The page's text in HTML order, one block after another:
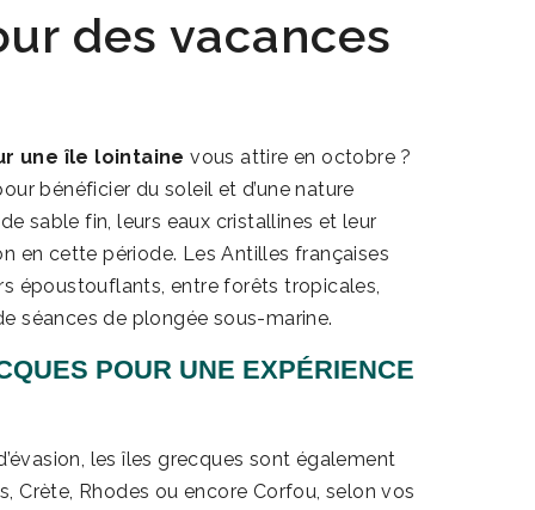
des vacances
une île lointaine vous attire en octobre ?
bénéficier du soleil et d’une nature
sable fin, leurs eaux cristallines et leur
en cette période. Les Antilles françaises
époustouflants, entre forêts tropicales,
séances de plongée sous-marine.
POUR UNE EXPÉRIENCE
les îles grecques sont également
Crète, Rhodes ou encore Corfou, selon vos